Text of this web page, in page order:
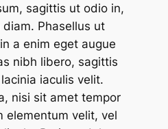
sagittis ut odio in,
Phasellus ut
a enim eget augue
nibh libero, sagittis
iaculis velit.
nisi sit amet tempor
elementum velit, vel